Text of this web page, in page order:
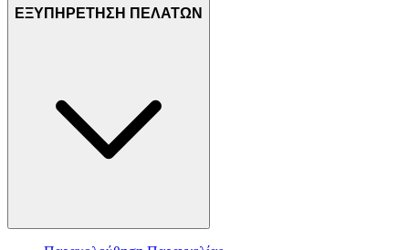
ΕΞΥΠΗΡΕΤΗΣΗ ΠΕΛΑΤΩΝ